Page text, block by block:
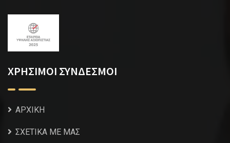
ΧΡΗΣΙΜΟΙ ΣΥΝΔΕΣΜΟΙ
ΑΡΧΙΚΗ
ΣΧΕΤΙΚΑ ΜΕ ΜΑΣ